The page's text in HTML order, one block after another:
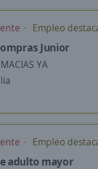
Empleo
Junior
YA
Empleo
adulto mayor